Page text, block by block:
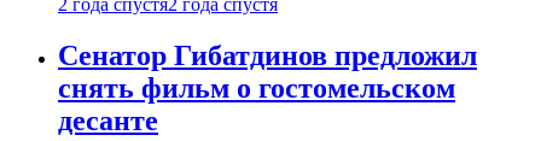
2 года спустя2 года спустя
Сенатор Гибатдинов предложил
снять фильм о гостомельском
десанте